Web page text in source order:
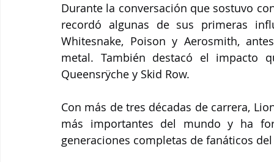
Durante la conversación que sostuvo
recordó algunas de sus primeras
Whitesnake, Poison y Aerosmith,
metal. También destacó el impacto
Queensrÿche y Skid Row.
Con más de tres décadas de carrera,
más importantes del mundo y ha
generaciones completas de fanáticos